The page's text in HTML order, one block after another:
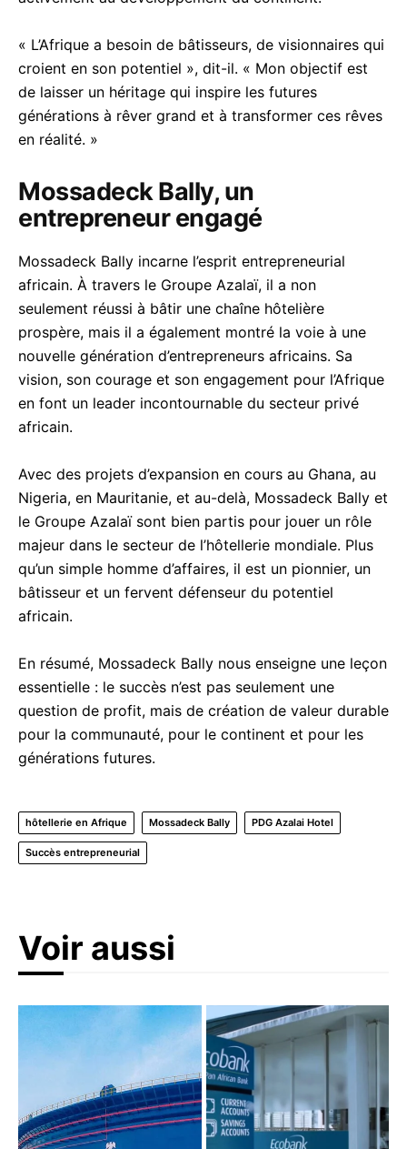
« L’Afrique a besoin de bâtisseurs, de visionnaires qui
croient en son potentiel », dit-il. « Mon objectif est
de laisser un héritage qui inspire les futures
générations à rêver grand et à transformer ces rêves
en réalité. »
Mossadeck Bally, un
entrepreneur engagé
Mossadeck Bally incarne l’esprit entrepreneurial
africain. À travers le Groupe Azalaï, il a non
seulement réussi à bâtir une chaîne hôtelière
prospère, mais il a également montré la voie à une
nouvelle génération d’entrepreneurs africains. Sa
vision, son courage et son engagement pour l’Afrique
en font un leader incontournable du secteur privé
africain.
Avec des projets d’expansion en cours au Ghana, au
Nigeria, en Mauritanie, et au-delà, Mossadeck Bally et
le Groupe Azalaï sont bien partis pour jouer un rôle
majeur dans le secteur de l’hôtellerie mondiale. Plus
qu’un simple homme d’affaires, il est un pionnier, un
bâtisseur et un fervent défenseur du potentiel
africain.
En résumé, Mossadeck Bally nous enseigne une leçon
essentielle : le succès n’est pas seulement une
question de profit, mais de création de valeur durable
pour la communauté, pour le continent et pour les
générations futures.
hôtellerie en Afrique Mossadeck Bally PDG Azalai Hotel
Succès entrepreneurial
Voir aussi